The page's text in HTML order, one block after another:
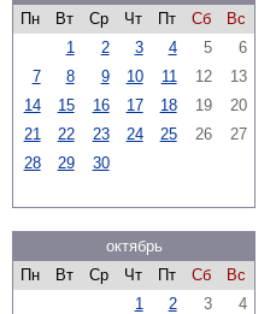
Пн
Вт Ср Чт Пт Сб
Вс
1
2 3 4 5
6
7
8 9 10 11 12
13
14
15 16 17 18 19
20
21
22 23 24 25 26
27
28
29 30
октябрь
Пн
Вт Ср Чт Пт Сб
Вс
1
2 3
4